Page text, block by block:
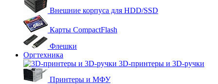
Внешние корпуса для HDD/SSD
Карты CompactFlash
Флешки
Оргтехника
3D-принтеры и 3D-ручки
Принтеры и МФУ